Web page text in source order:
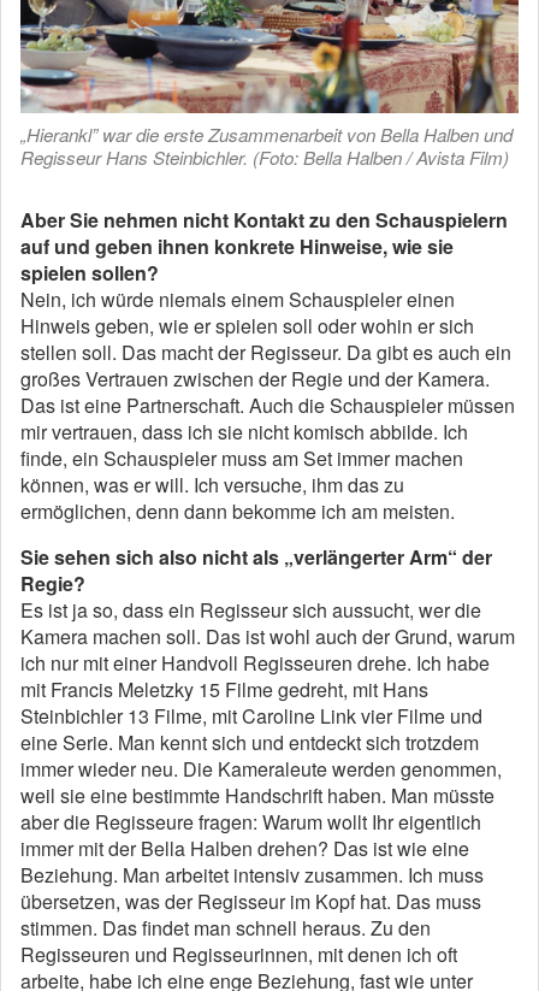
„Hierankl” war die erste Zusammenarbeit von Bella Halben und
Regisseur Hans Steinbichler. (Foto: Bella Halben / Avista Film)
Aber Sie nehmen nicht Kontakt zu den Schauspielern
auf und geben ihnen konkrete Hinweise, wie sie
spielen sollen?
Nein, ich würde niemals einem Schauspieler einen
Hinweis geben, wie er spielen soll oder wohin er sich
stellen soll. Das macht der Regisseur. Da gibt es auch ein
großes Vertrauen zwischen der Regie und der Kamera.
Das ist eine Partnerschaft. Auch die Schauspieler müssen
mir vertrauen, dass ich sie nicht komisch abbilde. Ich
finde, ein Schauspieler muss am Set immer machen
können, was er will. Ich versuche, ihm das zu
ermöglichen, denn dann bekomme ich am meisten.
Sie sehen sich also nicht als „verlängerter Arm“ der
Regie?
Es ist ja so, dass ein Regisseur sich aussucht, wer die
Kamera machen soll. Das ist wohl auch der Grund, warum
ich nur mit einer Handvoll Regisseuren drehe. Ich habe
mit Francis Meletzky 15 Filme gedreht, mit Hans
Steinbichler 13 Filme, mit Caroline Link vier Filme und
eine Serie. Man kennt sich und entdeckt sich trotzdem
immer wieder neu. Die Kameraleute werden genommen,
weil sie eine bestimmte Handschrift haben. Man müsste
aber die Regisseure fragen: Warum wollt Ihr eigentlich
immer mit der Bella Halben drehen? Das ist wie eine
Beziehung. Man arbeitet intensiv zusammen. Ich muss
übersetzen, was der Regisseur im Kopf hat. Das muss
stimmen. Das findet man schnell heraus. Zu den
Regisseuren und Regisseurinnen, mit denen ich oft
arbeite, habe ich eine enge Beziehung, fast wie unter